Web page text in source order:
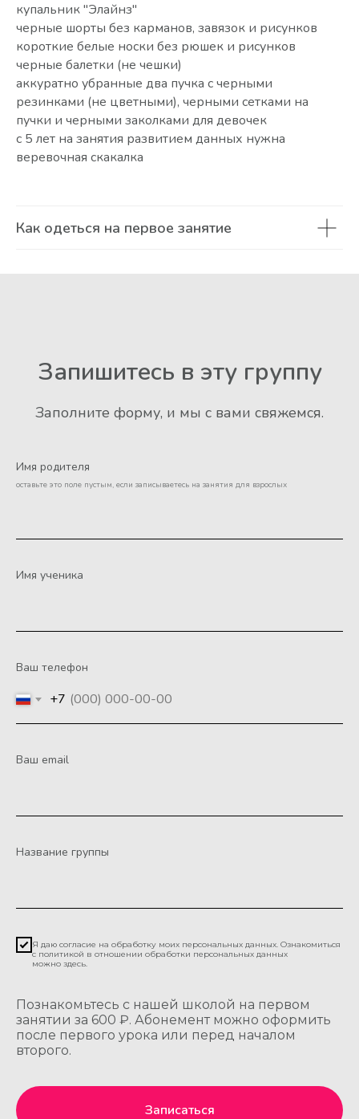
купальник "Элайнз"
черные шорты без карманов, завязок и рисунков
короткие белые носки без рюшек и рисунков
черные балетки (не чешки)
аккуратно убранные два пучка с черными
резинками (не цветными), черными сетками на
пучки и черными заколками для девочек
с 5 лет на занятия развитием данных нужна
веревочная скакалка
Как одеться на первое занятие
Запишитесь в эту группу
Заполните форму, и мы с вами свяжемся.
Имя родителя
оставьте это поле пустым, если записываетесь на занятия для взрослых
Имя ученика
Ваш телефон
+7
Ваш email
Название группы
Я даю согласие на обработку моих персональных данных. Ознакомиться
с политикой в отношении обработки персональных данных
можно здесь.
Познакомьтесь с нашей школой на первом
занятии за 600 ₽. Абонемент можно оформить
после первого урока или перед началом
второго.
Записаться